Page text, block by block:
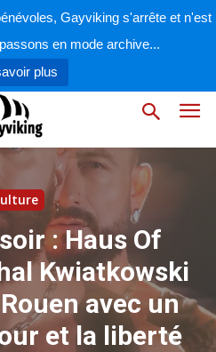
Gayviking s'arrête et n'est
en mode archive...
plus
: Haus Of
Kwiatkowski
avec un
et la liberté